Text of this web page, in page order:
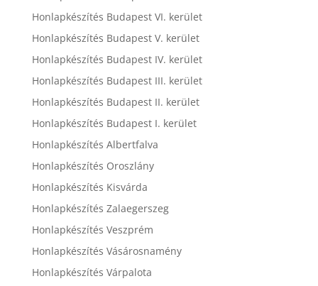
Honlapkészítés Budapest VI. kerület
Honlapkészítés Budapest V. kerület
Honlapkészítés Budapest IV. kerület
Honlapkészítés Budapest III. kerület
Honlapkészítés Budapest II. kerület
Honlapkészítés Budapest I. kerület
Honlapkészítés Albertfalva
Honlapkészítés Oroszlány
Honlapkészítés Kisvárda
Honlapkészítés Zalaegerszeg
Honlapkészítés Veszprém
Honlapkészítés Vásárosnamény
Honlapkészítés Várpalota